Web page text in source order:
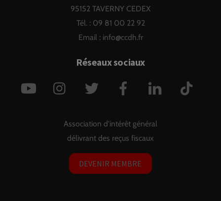
95152 TAVERNY CEDEX
Tél. : 09 81 00 22 92
Email : info@ccdh.fr
Réseaux sociaux
YouTube Instagram Twitter Facebook LinkedIn
Association d'intérêt général
délivrant des reçus fiscaux
DEVENIR MEMBRE